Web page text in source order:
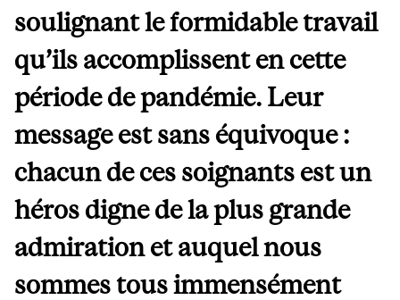
soulignant le formidable travail
qu’ils accomplissent en cette
période de pandémie. Leur
message est sans équivoque :
chacun de ces soignants est un
héros digne de la plus grande
admiration et auquel nous
sommes tous immensément